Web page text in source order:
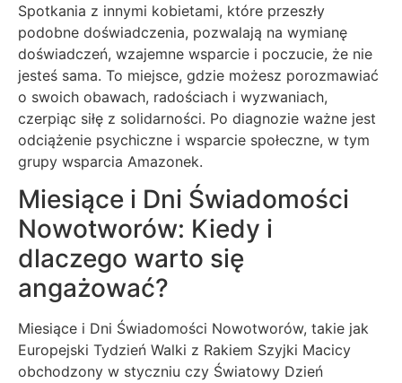
Spotkania z innymi kobietami, które przeszły
podobne doświadczenia, pozwalają na wymianę
doświadczeń, wzajemne wsparcie i poczucie, że nie
jesteś sama. To miejsce, gdzie możesz porozmawiać
o swoich obawach, radościach i wyzwaniach,
czerpiąc siłę z solidarności. Po diagnozie ważne jest
odciążenie psychiczne i wsparcie społeczne, w tym
grupy wsparcia Amazonek.
Miesiące i Dni Świadomości
Nowotworów: Kiedy i
dlaczego warto się
angażować?
Miesiące i Dni Świadomości Nowotworów, takie jak
Europejski Tydzień Walki z Rakiem Szyjki Macicy
obchodzony w styczniu czy Światowy Dzień